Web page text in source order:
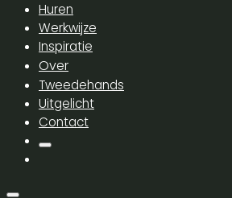
Huren
Werkwijze
Inspiratie
Over
Tweedehands
Uitgelicht
Contact